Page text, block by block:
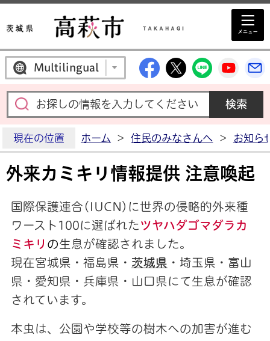
Multilingual 高萩市公式
高萩市公式X
高萩市
高
現在の位置 ホーム > 住民のみなさんへ > お知ら
外来カミキリ情報提供 注意喚起
国際保護連合(IUCN)に世界の侵略的外来種
ワースト100に選ばれた ツヤハダゴマダラカ
ミキリ の生息が確認されました。
現在宮城県・福島県・ 茨城県 ・埼玉県・富山
県・愛知県・兵庫県・山口県にて生息が確認
されています。
本虫は、公園や学校等の樹木への加害が進む